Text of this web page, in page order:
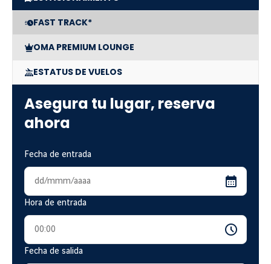
FAST TRACK*
OMA PREMIUM LOUNGE
ESTATUS DE VUELOS
Asegura tu lugar, reserva
ahora
Reserva de estacionamiento
Fecha de entrada
Hora de entrada
Fecha de salida